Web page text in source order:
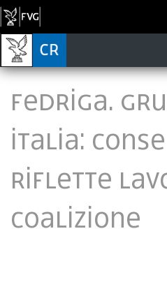
FEDRIGA.
ITALIA:
RIFLETTE
COALIZIONE